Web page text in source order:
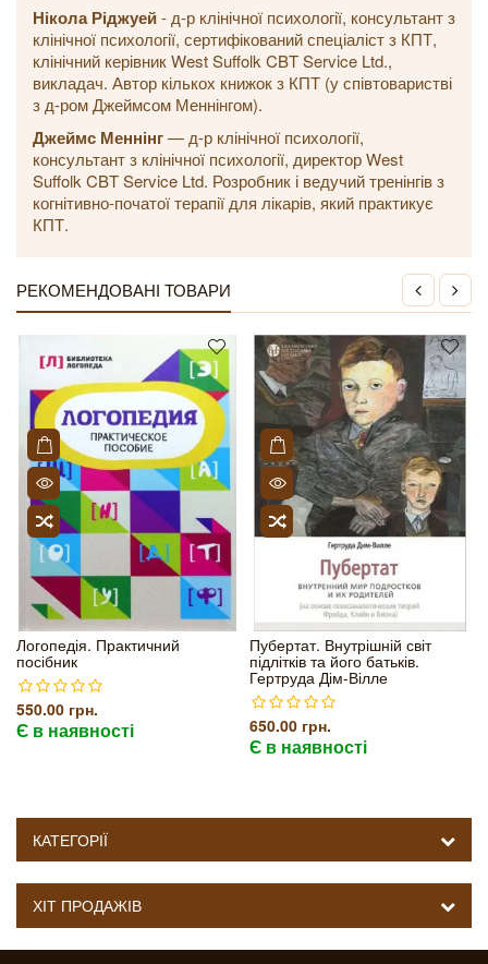
Нікола Ріджуей- д-р клінічної психології, консультант з
клінічної психології, сертифікований спеціаліст з КПТ,
клінічний керівник West Suffolk CBT Service Ltd.,
викладач. Автор кількох книжок з КПТ (у співтоваристві
з д-ром Джеймсом Меннінгом).
Джеймс Меннінг— д-р клінічної психології,
консультант з клінічної психології, директор West
Suffolk CBT Service Ltd. Розробник і ведучий тренінгів з
когнітивно-початої терапії для лікарів, який практикує
КПТ.
РЕКОМЕНДОВАНІ ТОВАРИ
Логопедія. Практичний
посібник
550.00 грн.
Є в наявності
Пубертат. Внутрішній світ
підлітків та його батьків.
Гертруда Дім-Вілле
650.00 грн.
Є в наявності
КАТЕГОРІЇ
ХІТ ПРОДАЖІВ